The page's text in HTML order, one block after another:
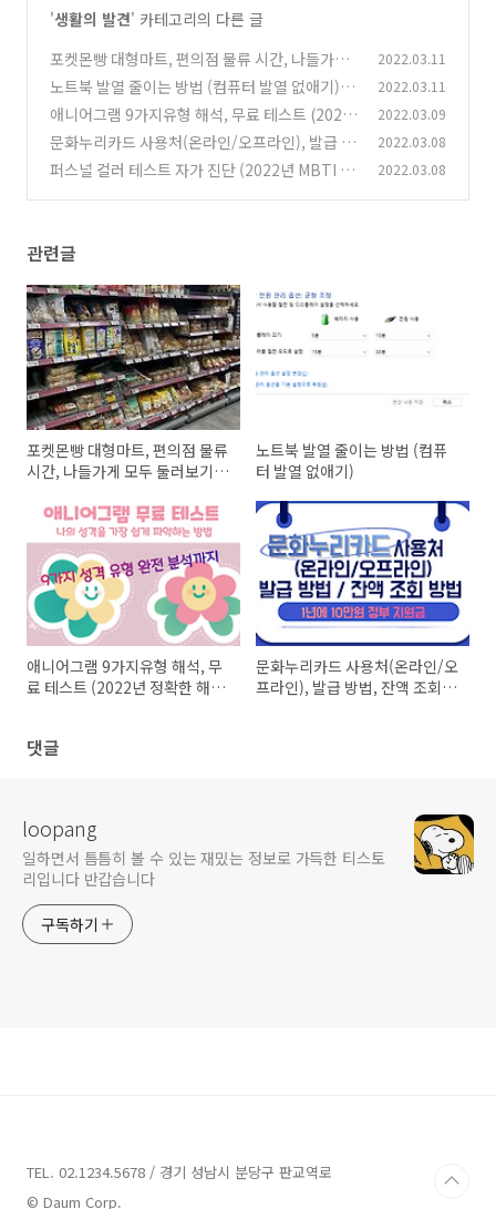
'생활의 발견' 카테고리의 다른 글
포켓몬빵 대형마트, 편의점 물류 시간, 나들가게
모두 둘러보기(이마트,홈플러스,롯데마트,gs25,
cu,gs프레쉬 등등)
(7)
2022.03.11
노트북 발열 줄이는 방법 (컴퓨터 발열 없애기)
(0)
2022.03.11
애니어그램 9가지유형 해석, 무료 테스트 (2022
년 정확한 해석)
(0)
2022.03.09
문화누리카드 사용처(온라인/오프라인), 발급 방
법, 잔액 조회 방법 (2022년 기준) (0)
2022.03.08
퍼스널 컬러 테스트 자가 진단 (2022년 MBTI 버
2022.03.08
관련글
포켓몬빵 대형마트, 편의점 물류
시간, 나들가게 모두 둘러보기
트,gs25,cu,gs프레쉬 등등)
노트북 발열 줄이는 방법 (컴퓨
터 발열 없애기)
애니어그램 9가지유형 해석, 무
료 테스트 (2022년 정확한 해
문화누리카드 사용처(온라인/오
프라인), 발급 방법, 잔액 조회
댓글
loopang
일하면서 틈틈히 볼 수 있는 재밌는 정보로 가득한 티스토
리입니다 반갑습니다
구독하기
TEL. 02.1234.5678 / 경기 성남시 분당구 판교역로
© Daum Corp.